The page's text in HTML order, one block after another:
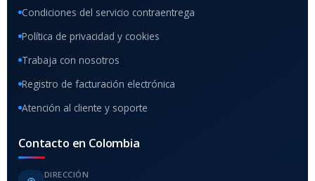
Condiciones del servicio contraentrega
Política de privacidad y cookies
Trabaja con nosotros
Registro de facturación electrónica
Atención al cliente y soporte
Contacto en Colombia
DIRECCIÓN